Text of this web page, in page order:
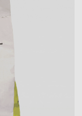
Aufgabe, die
ihre Form
Und das in
ist eine
im
und
Beutel